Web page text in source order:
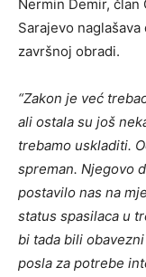
Nermin Demir, član
Sarajevo
završnoj obradi.
“Zakon je već
ali ostala su još
trebamo uskladiti.
spreman. Njegovo
postavilo nas na
status spasilaca u
bi tada bili
posla za potrebe